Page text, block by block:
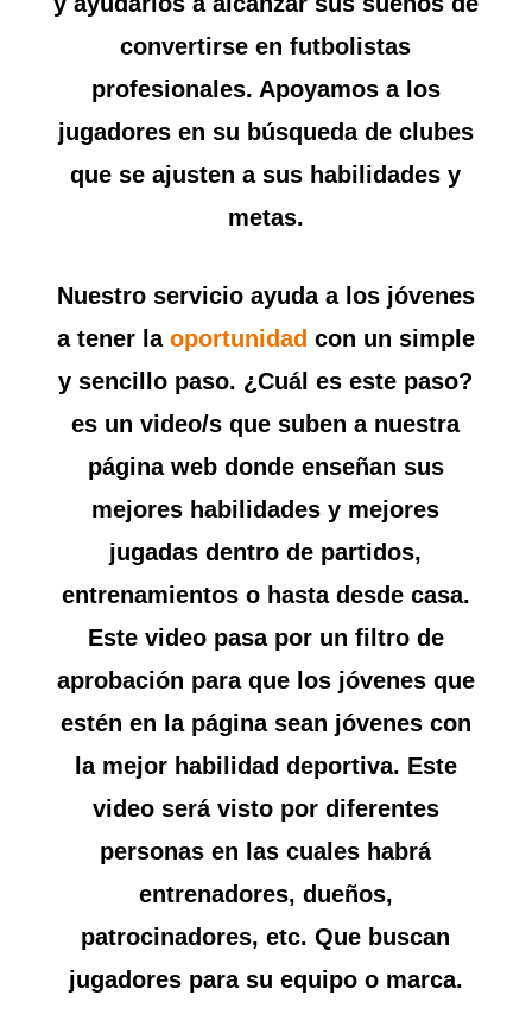
convertirse en futbolistas
profesionales. Apoyamos a los
jugadores en su búsqueda de clubes
que se ajusten a sus habilidades y
metas.
Nuestro servicio ayuda a los jóvenes
a tener la oportunidad con un simple
y sencillo paso. ¿Cuál es este paso?
es un video/s que suben a nuestra
página web donde enseñan sus
mejores habilidades y mejores
jugadas dentro de partidos,
entrenamientos o hasta desde casa.
Este video pasa por un filtro de
aprobación para que los jóvenes que
estén en la página sean jóvenes con
la mejor habilidad deportiva. Este
video será visto por diferentes
personas en las cuales habrá
entrenadores, dueños,
patrocinadores, etc. Que buscan
jugadores para su equipo o marca.